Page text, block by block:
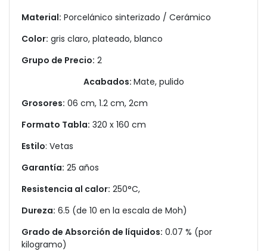
Material: Porcelánico sinterizado / Cerámico
Color: gris claro, plateado, blanco
Grupo de Precio: 2
Acabados: Mate, pulido
Grosores: 06 cm, 1.2 cm, 2cm
Formato Tabla: 320 x 160 cm
Estilo: Vetas
Garantía: 25 años
Resistencia al calor: 250°C,
Dureza: 6.5 (de 10 en la escala de Moh)
Grado de Absorción de líquidos: 0.07 % (por
kilogramo)